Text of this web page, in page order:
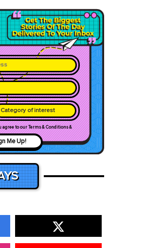
Category of interest
agree to our Terms & Conditions &
Me Up!